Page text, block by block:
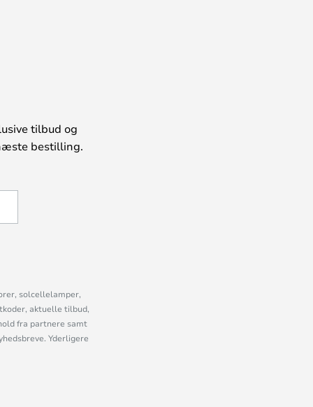
tilbud og
bestilling.
solcellelamper,
aktuelle tilbud,
fra partnere samt
Yderligere